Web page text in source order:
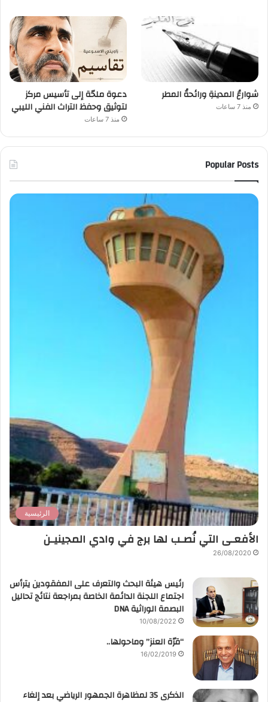
شوارعُ المدينةِ ورائحةُ المطر
منذ 7 ساعات
دعوة ملحّة إلى تأسيس مركز
لتوثيق وحفظ التراث الفني الليبي
منذ 7 ساعات
Popular Posts
الرئيسية
الأفعـى التي نُصـب لها برج في وادي المجينيـن
26/08/2020
رئيس هيئة البحث والتعرف على المفقودين يترأس
اجتماع اللجنة الدائمة الخاصة بمراجعة نتائج تحاليل
البصمة الوراثية DNA
10/08/2022
“قرّة العنز” وماحولها..
16/02/2019
الذكرى 35 لمظاهرة الجمهور الرياضي بعد إلغاء